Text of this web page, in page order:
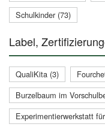
Schulkinder (73)
Label,
QualiKita (3)
Burzelbaum im
Experimentierwerkstatt